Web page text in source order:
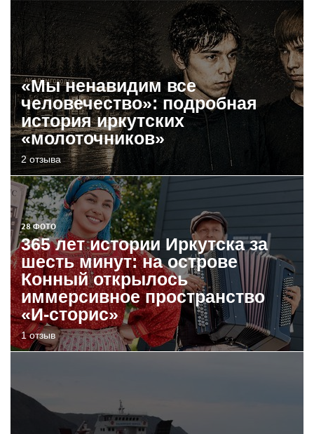
«Мы ненавидим все
человечество»: подробная
история иркутских
«молоточников»
2 отзыва
28 ФОТО
365 лет истории Иркутска за
шесть минут: на острове
Конный открылось
иммерсивное пространство
«И-сторис»
1 отзыв